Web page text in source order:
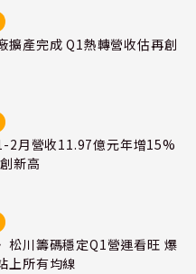
擴產完成 Q1熱轉營收估再創
2月營收11.97億元年增15%
新高
松川籌碼穩定Q1營運看旺 爆
上所有均線